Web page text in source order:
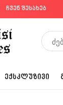
ჩვენ შესახებ
ᲔᲥᲡᲙᲚᲣᲖᲘᲕᲘ